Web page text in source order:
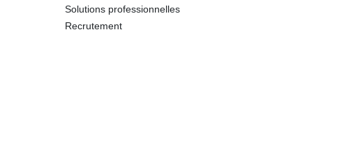
Solutions professionnelles
Recrutement